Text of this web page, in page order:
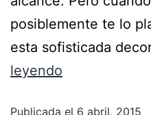
posiblemente te lo
esta sofisticada
leyendo
Publicada el 6 abril, 2015